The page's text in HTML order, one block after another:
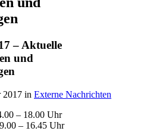
– Aktuelle
und
2017 in Externe Nachrichten
– 18.00 Uhr
16.45 Uhr